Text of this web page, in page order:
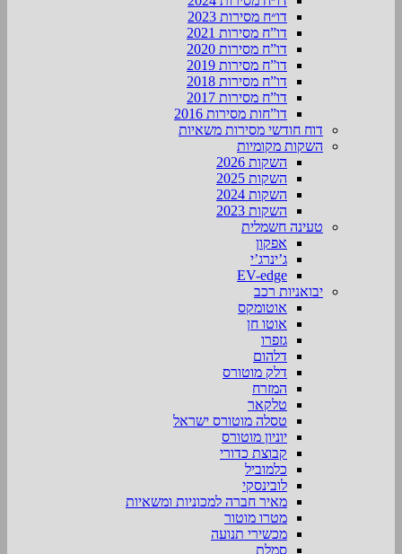
דו״ח מסירות 2023
דו”ח מסירות 2021
דו”ח מסירות 2020
דו”ח מסירות 2019
דו”ח מסירות 2018
דו”ח מסירות 2017
דו”חות מסירות 2016
דוח חודשי מסירות משאיות
השקות מקומיות
השקות 2026
השקות 2025
השקות 2024
השקות 2023
טעינה חשמלית
אפקון
ג’ינרג’י
EV-edge
יבואניות רכב
אוטומקס
אוטו חן
גזפרו
דלהום
דלק מוטורס
המזרח
טלקאר
טסלה מוטורס ישראל
יוניון מוטורס
קבוצת כדורי
כלמוביל
לובינסקי
מאיר חברה למכוניות ומשאיות
מטרו מוטור
מכשירי תנועה
סמלת